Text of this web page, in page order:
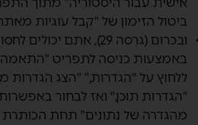
ביטול הזימון של "קבל עוגיות
ובכרום (גרסה 29), אתם
באמצעות כניסה לתפריט "התאמה
ללחוץ על "הגדרות," "הצג הגדרות
"הגדרות תוכן," ואז לבחור
מהגדרה של נתונים" תחת הכותרת